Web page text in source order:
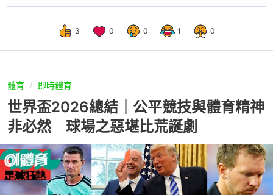
3 0 0 1 0
體育 即時體育
世界盃2026總結｜公平競技與體育精神
非必然 球場之惡堪比荒誕劇